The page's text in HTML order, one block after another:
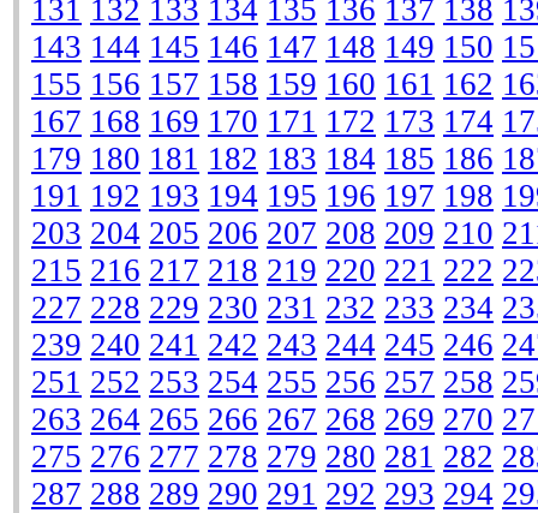
131 132 133 134 135 136 137 138
143 144 145 146 147 148 149 150
155 156 157 158 159 160 161 162
167 168 169 170 171 172 173 174
179 180 181 182 183 184 185 186
191 192 193 194 195 196 197 198
203 204 205 206 207 208 209 210
215 216 217 218 219 220 221 222
227 228 229 230 231 232 233 234
239 240 241 242 243 244 245 246
251 252 253 254 255 256 257 258
263 264 265 266 267 268 269 270
275 276 277 278 279 280 281 282
287 288 289 290 291 292 293 294